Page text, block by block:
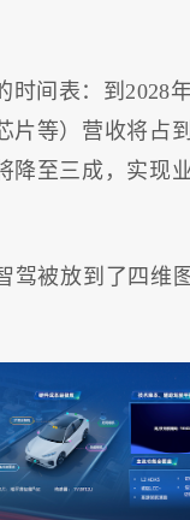
时间表：到2028
片等）营收将占
降至三成，实现
驾被放到了四维